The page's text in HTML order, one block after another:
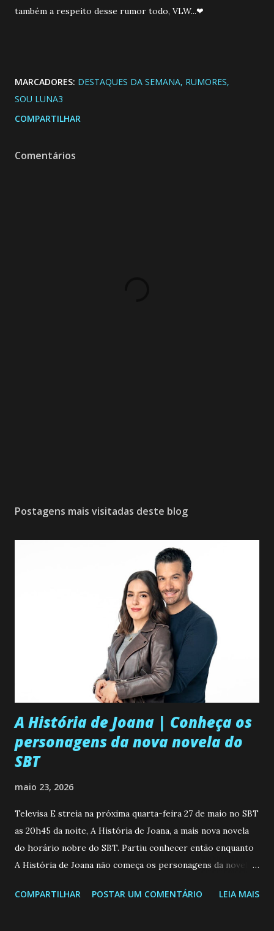
também a respeito desse rumor todo, VLW...❤
MARCADORES: DESTAQUES DA SEMANA RUMORES
SOU LUNA3
COMPARTILHAR
Comentários
Postagens mais visitadas deste blog
A História de Joana | Conheça os
personagens da nova novela do
SBT
maio 23, 2026
Televisa E streia na próxima quarta-feira 27 de maio no SBT
as 20h45 da noite, A História de Joana, a mais nova novela
do horário nobre do SBT. Partiu conhecer então enquanto
A História de Joana não começa os personagens da novela?
de 25/05/26 a 31/05/26 JOANA GUADALUPE (Camila
COMPARTILHAR POSTAR UM COMENTÁRIO LEIA MAIS